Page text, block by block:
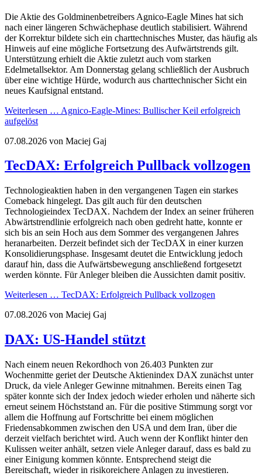
Die Aktie des Goldminenbetreibers Agnico-Eagle Mines hat sich
nach einer längeren Schwächephase deutlich stabilisiert. Während
der Korrektur bildete sich ein charttechnisches Muster, das häufig als
Hinweis auf eine mögliche Fortsetzung des Aufwärtstrends gilt.
Unterstützung erhielt die Aktie zuletzt auch vom starken
Edelmetallsektor. Am Donnerstag gelang schließlich der Ausbruch
über eine wichtige Hürde, wodurch aus charttechnischer Sicht ein
neues Kaufsignal entstand.
Weiterlesen … Agnico-Eagle-Mines: Bullischer Keil erfolgreich
aufgelöst
07.08.2026 von Maciej Gaj
TecDAX: Erfolgreich Pullback vollzogen
Technologieaktien haben in den vergangenen Tagen ein starkes
Comeback hingelegt. Das gilt auch für den deutschen
Technologieindex TecDAX. Nachdem der Index an seiner früheren
Abwärtstrendlinie erfolgreich nach oben gedreht hatte, konnte er
sich bis an sein Hoch aus dem Sommer des vergangenen Jahres
heranarbeiten. Derzeit befindet sich der TecDAX in einer kurzen
Konsolidierungsphase. Insgesamt deutet die Entwicklung jedoch
darauf hin, dass die Aufwärtsbewegung anschließend fortgesetzt
werden könnte. Für Anleger bleiben die Aussichten damit positiv.
Weiterlesen … TecDAX: Erfolgreich Pullback vollzogen
07.08.2026 von Maciej Gaj
DAX: US-Handel stützt
Nach einem neuen Rekordhoch von 26.403 Punkten zur
Wochenmitte geriet der Deutsche Aktienindex DAX zunächst unter
Druck, da viele Anleger Gewinne mitnahmen. Bereits einen Tag
später konnte sich der Index jedoch wieder erholen und näherte sich
erneut seinem Höchststand an. Für die positive Stimmung sorgt vor
allem die Hoffnung auf Fortschritte bei einem möglichen
Friedensabkommen zwischen den USA und dem Iran, über die
derzeit vielfach berichtet wird. Auch wenn der Konflikt hinter den
Kulissen weiter anhält, setzen viele Anleger darauf, dass es bald zu
einer Einigung kommen könnte. Entsprechend steigt die
Bereitschaft, wieder in risikoreichere Anlagen zu investieren.